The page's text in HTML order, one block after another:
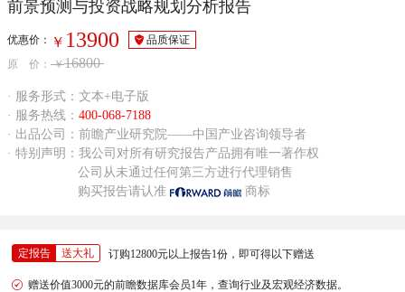
前景预测与投资战略规划分析报告
优惠价： ￥ 13900
品质保证
原 价： ￥16800
· 服务形式：文本+电子版
· 服务热线： 400-068-7188
· 出品公司：前瞻产业研究院——中国产业咨询领导者
· 特别声明：我公司对所有研究报告产品拥有唯一著作权
公司从未通过任何第三方进行代理销售
购买报告请认准
商标
定报告 送大礼 订购12800元以上报告1份，即可得以下赠送
赠送价值3000元的前瞻数据库会员1年，查询行业及宏观经济数据。